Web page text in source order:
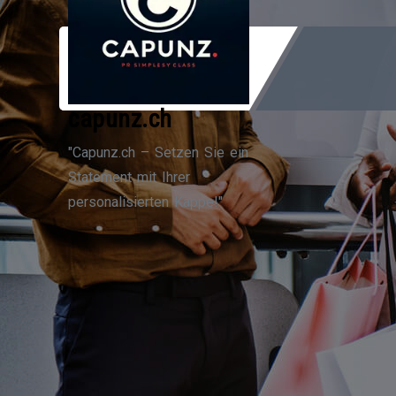
Zum
Inhalt
capunz.ch
"Capunz.ch – Setzen Sie ein
Statement mit Ihrer
personalisierten Kappe!"